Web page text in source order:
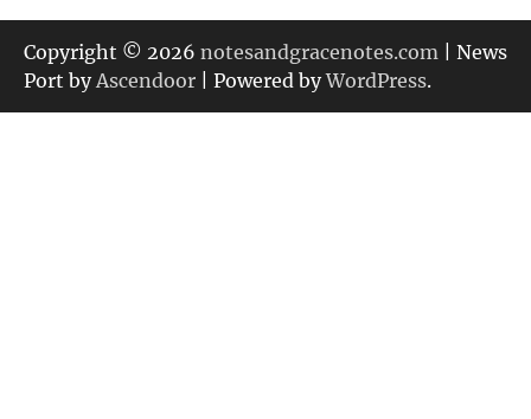
ゴ
リ
ー
Copyright © 2026 notesandgracenotes.com | News
Port by Ascendoor | Powered byWordPress.